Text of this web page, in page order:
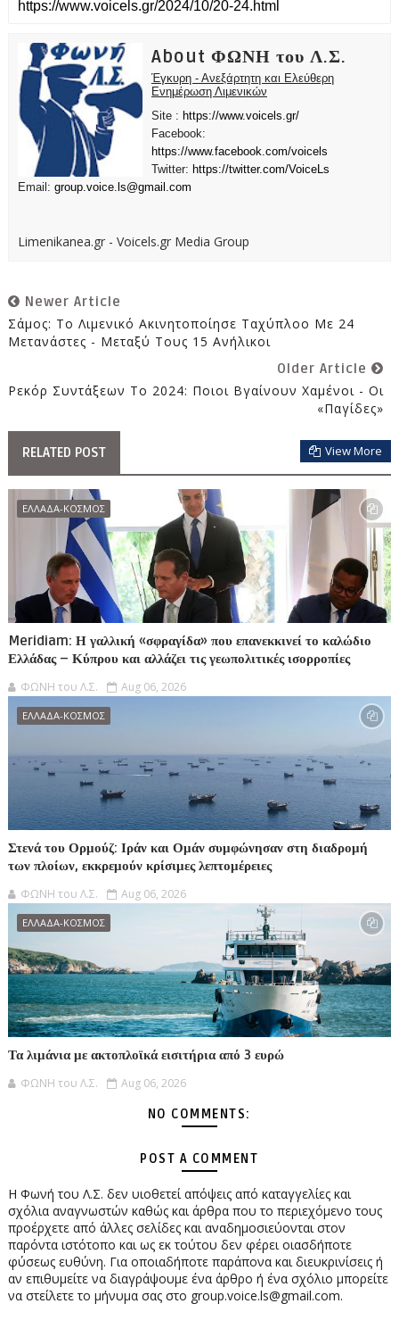
About ΦΩΝΗ του Λ.Σ.
Έγκυρη - Ανεξάρτητη και Ελεύθερη
Ενημέρωση Λιμενικών
Site : https://www.voicels.gr/
Facebook:
https://www.facebook.com/voicels
Twitter: https://twitter.com/VoiceLs
Email: group.voice.ls@gmail.com
Limenikanea.gr - Voicels.gr Media Group
Newer Article
Σάμος: Το Λιμενικό Ακινητοποίησε Ταχύπλοο Με 24
Μετανάστες - Μεταξύ Τους 15 Ανήλικοι
Older Article
Ρεκόρ Συντάξεων Το 2024: Ποιοι Βγαίνουν Χαμένοι - Οι
«παγίδες»
RELATED POST View More
ΕΛΛΑΔΑ-ΚΟΣΜΟΣ
Meridiam: Η γαλλική «σφραγίδα» που επανεκκινεί το καλώδιο
Ελλάδας – Κύπρου και αλλάζει τις γεωπολιτικές ισορροπίες
ΦΩΝΗ του Λ.Σ. Aug 06, 2026
ΕΛΛΑΔΑ-ΚΟΣΜΟΣ
Στενά του Ορμούζ: Ιράν και Ομάν συμφώνησαν στη διαδρομή
των πλοίων, εκκρεμούν κρίσιμες λεπτομέρειες
ΦΩΝΗ του Λ.Σ. Aug 06, 2026
ΕΛΛΑΔΑ-ΚΟΣΜΟΣ
Τα λιμάνια με ακτοπλοϊκά εισιτήρια από 3 ευρώ
ΦΩΝΗ του Λ.Σ. Aug 06, 2026
NO COMMENTS:
POST A COMMENT
Η Φωνή του Λ.Σ. δεν υιοθετεί απόψεις από καταγγελίες και
σχόλια αναγνωστών καθώς και άρθρα που το περιεχόμενο τους
προέρχετε από άλλες σελίδες και αναδημοσιεύονται στον
παρόντα ιστότοπο και ως εκ τούτου δεν φέρει οιασδήποτε
φύσεως ευθύνη. Για οποιαδήποτε παράπονα και διευκρινίσεις ή
αν επιθυμείτε να διαγράψουμε ένα άρθρο ή ένα σχόλιο μπορείτε
να στείλετε το μήνυμα σας στο group.voice.ls@gmail.com.